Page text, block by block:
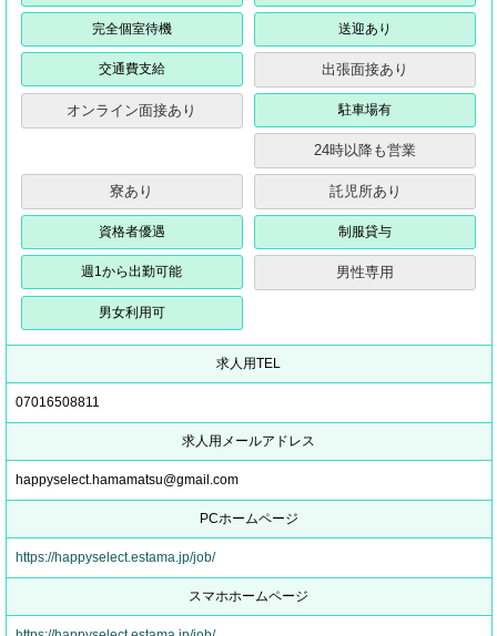
完全個室待機 送迎あり
交通費支給 出張面接あり
オンライン面接あり 駐車場有
24時以降も営業
寮あり 託児所あり
資格者優遇 制服貸与
週1から出勤可能 男性専用
男女利用可
求人用TEL
07016508811
求人用メールアドレス
happyselect.hamamatsu@gmail.com
PCホームページ
https://happyselect.estama.jp/job/
スマホホームページ